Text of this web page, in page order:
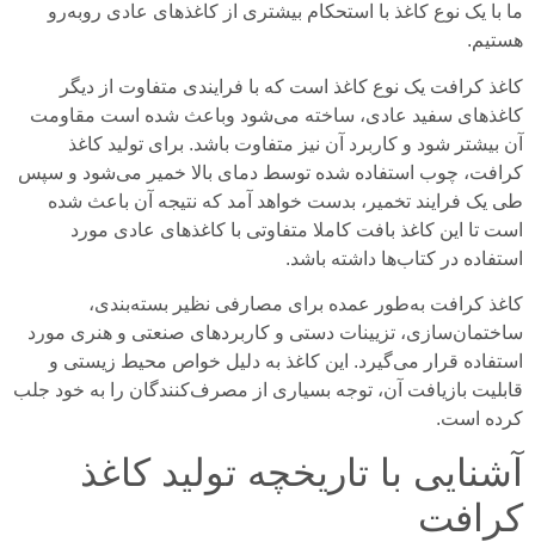
ما با یک نوع کاغذ با استحکام بیشتری از کاغذ‌های عادی روبه‌رو
هستیم.
کاغذ کرافت یک نوع کاغذ است که با فرایندی متفاوت از دیگر
کاغذهای سفید عادی، ساخته می‌شود وباعث شده است مقاومت
آن بیشتر شود و کاربرد آن نیز متفاوت باشد. برای تولید کاغذ
کرافت، چوب استفاده شده توسط دمای بالا خمیر می‌شود و سپس
طی یک فرایند تخمیر، بدست خواهد آمد که نتیجه آن باعث شده
است تا این کاغذ بافت کاملا متفاوتی با کاغذهای عادی مورد
استفاده در کتاب‌ها داشته باشد.
کاغذ کرافت به‌طور عمده برای مصارفی نظیر بسته‌بندی،
ساختمان‌سازی، تزیینات دستی و کاربردهای صنعتی و هنری مورد
استفاده قرار می‌گیرد. این کاغذ به دلیل خواص محیط زیستی و
قابلیت بازیافت آن، توجه بسیاری از مصرف‌کنندگان را به خود جلب
کرده است.
آشنایی با تاریخچه تولید کاغذ
کرافت